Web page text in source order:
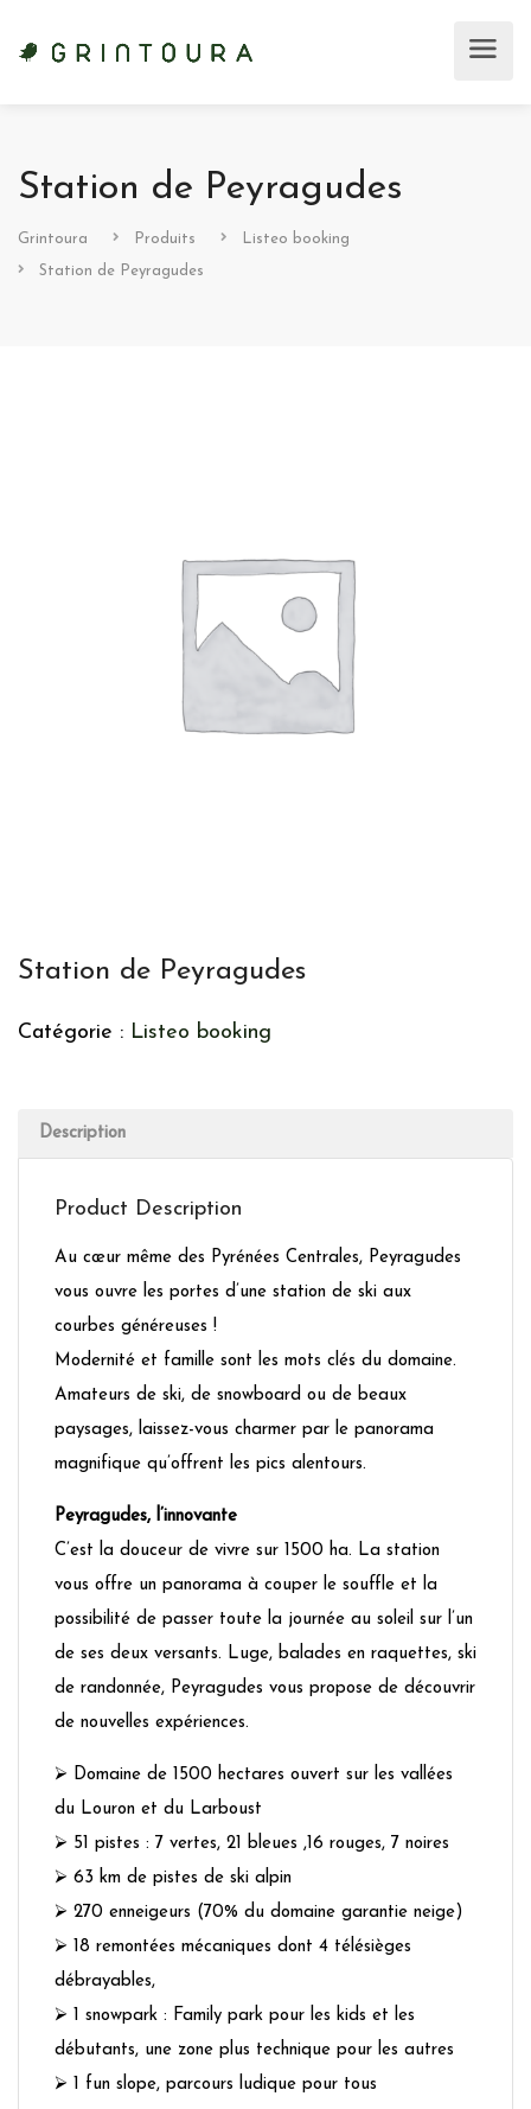
Station de Peyragudes
Grintoura Produits Listeo booking
Station de Peyragudes
Station de Peyragudes
Catégorie : Listeo booking
Description
Product Description
Au cœur même des Pyrénées Centrales, Peyragudes
vous ouvre les portes d’une station de ski aux
courbes généreuses !
Modernité et famille sont les mots clés du domaine.
Amateurs de ski, de snowboard ou de beaux
paysages, laissez-vous charmer par le panorama
magnifique qu’offrent les pics alentours.
Peyragudes, l’innovante
C’est la douceur de vivre sur 1500 ha. La station
vous offre un panorama à couper le souffle et la
possibilité de passer toute la journée au soleil sur l’un
de ses deux versants. Luge, balades en raquettes, ski
de randonnée, Peyragudes vous propose de découvrir
de nouvelles expériences.​
⮚ Domaine de 1500 hectares ouvert sur les vallées
du Louron et du Larboust
⮚ 51 pistes : 7 vertes, 21 bleues ,16 rouges, 7 noires
⮚ 63 km de pistes de ski alpin
⮚ 270 enneigeurs (70% du domaine garantie neige)
⮚ 18 remontées mécaniques dont 4 télésièges
débrayables,
⮚ 1 snowpark : Family park pour les kids et les
débutants, une zone plus technique pour les autres
⮚ 1 fun slope, parcours ludique pour tous